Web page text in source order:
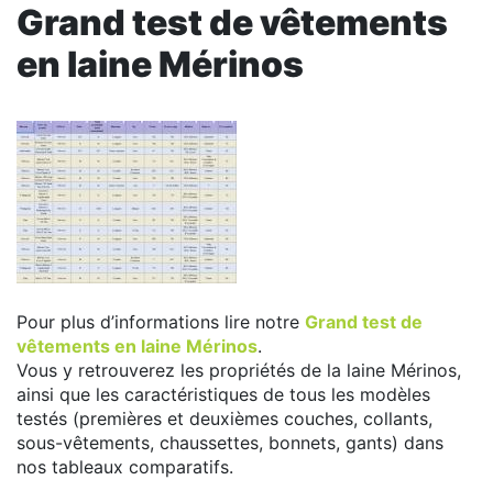
Grand test de vêtements
en laine Mérinos
Pour plus d’informations lire notre Grand test de
vêtements en laine Mérinos.
Vous y retrouverez les propriétés de la laine Mérinos,
ainsi que les caractéristiques de tous les modèles
testés (premières et deuxièmes couches, collants,
sous-vêtements, chaussettes, bonnets, gants) dans
nos tableaux comparatifs.